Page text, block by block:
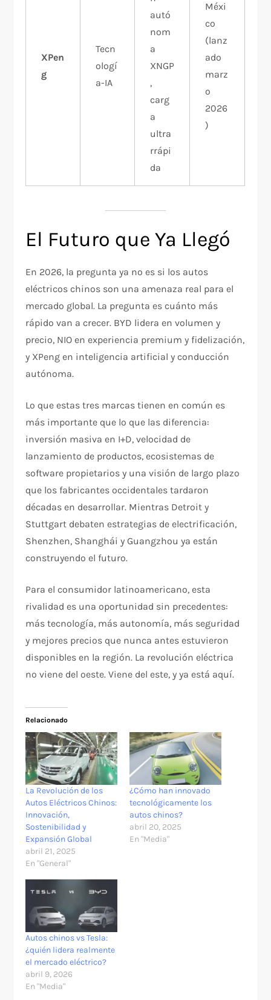
XPen
g
Tecn
ologí
a-IA
autó
nom
a
XNGP
,
carg
a
ultra
rrápi
da
Méxi
co
(lanz
ado
marz
o
2026
)
El Futuro que Ya Llegó
En 2026, la pregunta ya no es si los autos
eléctricos chinos son una amenaza real para el
mercado global. La pregunta es cuánto más
rápido van a crecer. BYD lidera en volumen y
precio, NIO en experiencia premium y fidelización,
y XPeng en inteligencia artificial y conducción
autónoma.
Lo que estas tres marcas tienen en común es
más importante que lo que las diferencia:
inversión masiva en I+D, velocidad de
lanzamiento de productos, ecosistemas de
software propietarios y una visión de largo plazo
que los fabricantes occidentales tardaron
décadas en desarrollar. Mientras Detroit y
Stuttgart debaten estrategias de electrificación,
Shenzhen, Shanghái y Guangzhou ya están
construyendo el futuro.
Para el consumidor latinoamericano, esta
rivalidad es una oportunidad sin precedentes:
más tecnología, más autonomía, más seguridad
y mejores precios que nunca antes estuvieron
disponibles en la región. La revolución eléctrica
no viene del oeste. Viene del este, y ya está aquí.
Relacionado
La Revolución de los
Autos Eléctricos Chinos:
Innovación,
Sostenibilidad y
Expansión Global
abril 21, 2025
En "General"
¿Cómo han innovado
tecnológicamente los
autos chinos?
abril 20, 2025
En "Media"
Autos chinos vs Tesla:
¿quién lidera realmente
el mercado eléctrico?
abril 9, 2026
En "Media"